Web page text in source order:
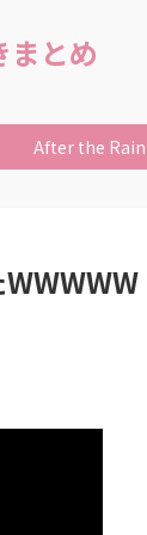
まとめ
After the Rain